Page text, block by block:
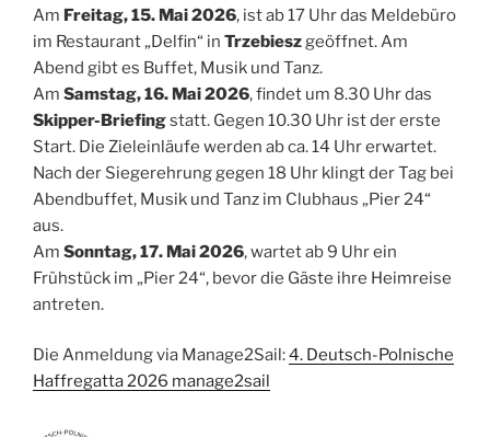
Am Freitag, 15. Mai 2026, ist ab 17 Uhr das Meldebüro
im Restaurant „Delfin“ in Trzebieszgeöffnet. Am
Abend gibt es Buffet, Musik und Tanz.
Am Samstag, 16. Mai 2026, findet um 8.30 Uhr das
Skipper-Briefingstatt. Gegen 10.30 Uhr ist der erste
Start. Die Zieleinläufe werden ab ca. 14 Uhr erwartet.
Nach der Siegerehrung gegen 18 Uhr klingt der Tag bei
Abendbuffet, Musik und Tanz im Clubhaus „Pier 24“
aus.
Am Sonntag, 17. Mai 2026, wartet ab 9 Uhr ein
Frühstück im „Pier 24“, bevor die Gäste ihre Heimreise
antreten.
Die Anmeldung via Manage2Sail:4. Deutsch-Polnische
Haffregatta 2026 manage2sail